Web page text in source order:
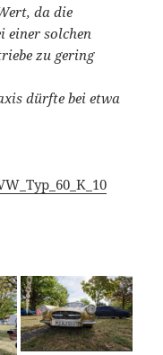
da die
einer solchen
zu gering
dürfte bei etwa